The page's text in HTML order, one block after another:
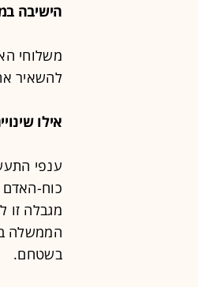
הישיבה
משלוחי
להשאיר
אילו
מגבלה זו
הממשלה
בשטחם.